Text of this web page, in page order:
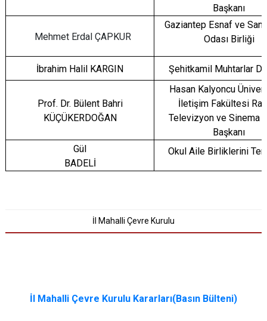
Başkanı
Mehmet Erdal ÇAPKUR
Gaziantep Esnaf ve
Odası Birliği
İbrahim Halil KARGIN Şehitkamil Muhtarlar
Prof. Dr. Bülent Bahri
KÜÇÜKERDOĞAN
Hasan Kalyoncu
İletişim Fakültesi
Televizyon ve Sinema
Başkanı
Gül
BADELİ
Okul ­Aile Birliklerini
İl Mahalli Çevre Kurulu
İl Mahalli Çevre Kurulu Kararları(Basın Bülteni)